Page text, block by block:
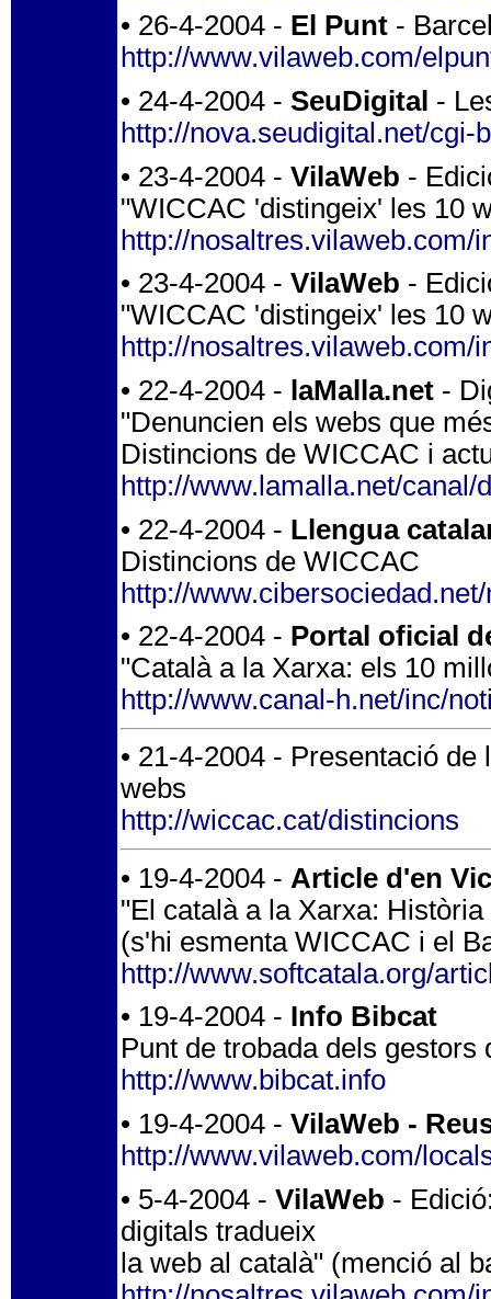
• 26-4-2004 - El Punt -
http://www.vilaweb.com/
• 24-4-2004 - SeuDigital -
http://nova.seudigital.net/
• 23-4-2004 - VilaWeb -
"WICCAC 'distingeix' les 10
http://nosaltres.vilaweb.com/
• 23-4-2004 - VilaWeb -
"WICCAC 'distingeix' les 10
http://nosaltres.vilaweb.com/
• 22-4-2004 - laMalla.net -
"Denuncien els webs que
Distincions de WICCAC i
http://www.lamalla.net/
• 22-4-2004 - Llengua
Distincions de WICCAC
http://
• 22-4-2004 - Portal oficial
"Català a la Xarxa: els 10
http://www.canal-h.net/inc/
• 21-4-2004 - Presentació de
webs
http://wiccac.cat/distincions
• 19-4-2004 - Article d'en
"El català a la Xarxa:
(s'hi esmenta WICCAC i el
http://www.softcatala.org/
• 19-4-2004 - Info Bibcat
Punt de trobada dels
http://www.bibcat.info
• 19-4-2004 - VilaWeb -
http://www.vilaweb.com/
• 5-4-2004 - VilaWeb -
digitals tradueix
la web al català" (menció al